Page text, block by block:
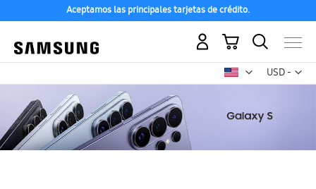
Aceptamos las principales tarjetas de crédito.
USD -
dólar
Mi carrito